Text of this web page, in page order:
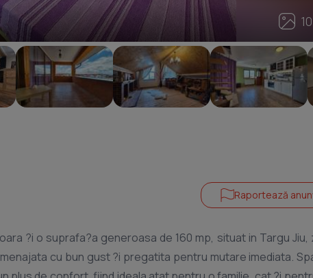
10
10
Raportează
?i o suprafa?a generoasa de 160 mp, situat in Targu Jiu,